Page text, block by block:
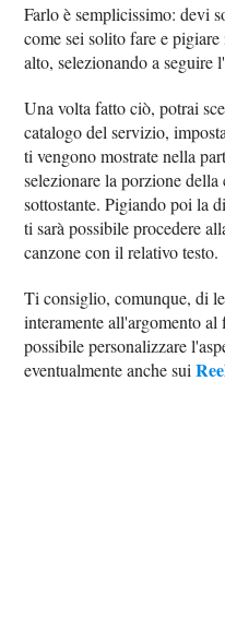
Farlo è semplicissimo: devi
come sei solito fare e
alto, selezionando a seguire
Una volta fatto ciò, potrai
catalogo del servizio,
ti vengono mostrate nella
selezionare la porzione
sottostante. Pigiando poi la
ti sarà possibile procedere
canzone con il relativo testo.
Ti consiglio, comunque, di
interamente all'argomento
possibile personalizzare
eventualmente anche sui